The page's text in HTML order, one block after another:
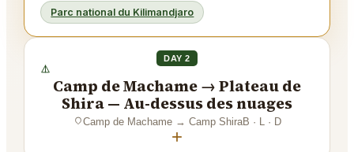
Parc national du Kilimandjaro
DAY 2
Camp de Machame → Plateau de
Shira — Au-dessus des nuages
Camp de Machame→ Camp ShiraB · L · D
+